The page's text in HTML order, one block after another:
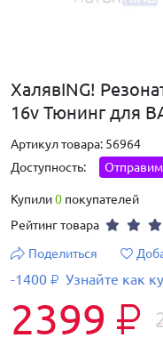
ХалявING!
16v Тюнинг для
Артикул товара: 56964
Доступность:
Купили0 покупателей
Рейтинг товара
Поделиться
-1400 ₽ Узнайте как
2399 ₽